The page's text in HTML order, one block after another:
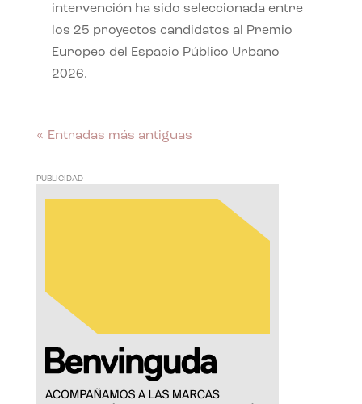
intervención ha sido seleccionada entre
los 25 proyectos candidatos al Premio
Europeo del Espacio Público Urbano
2026.
« Entradas más antiguas
PUBLICIDAD